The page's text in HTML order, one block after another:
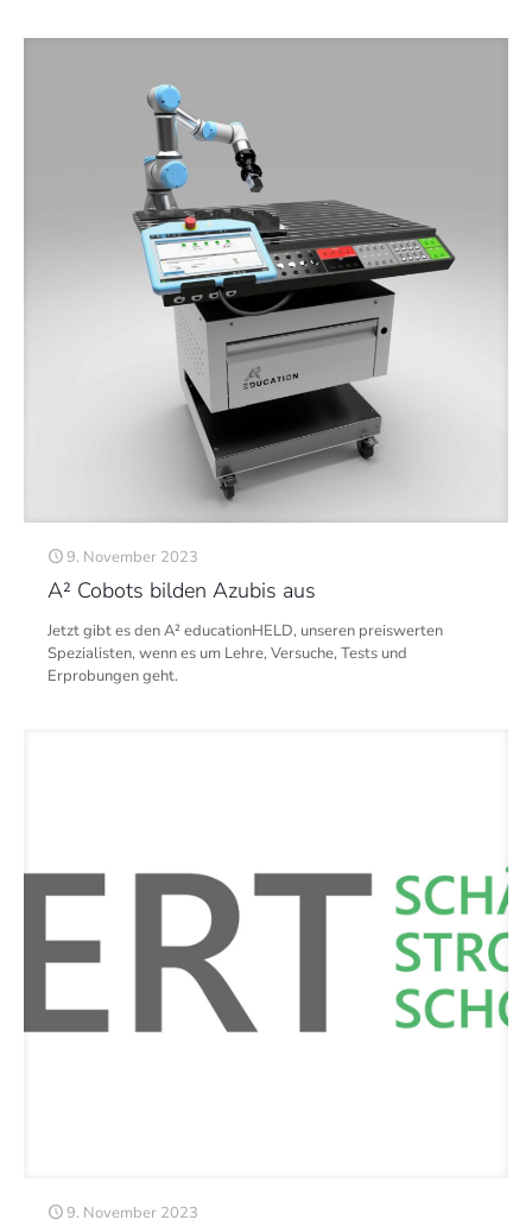
9. November 2023
A² Cobots bilden Azubis aus
Jetzt gibt es den A² educationHELD, unseren preiswerten
Spezialisten, wenn es um Lehre, Versuche, Tests und
Erprobungen geht.
9. November 2023